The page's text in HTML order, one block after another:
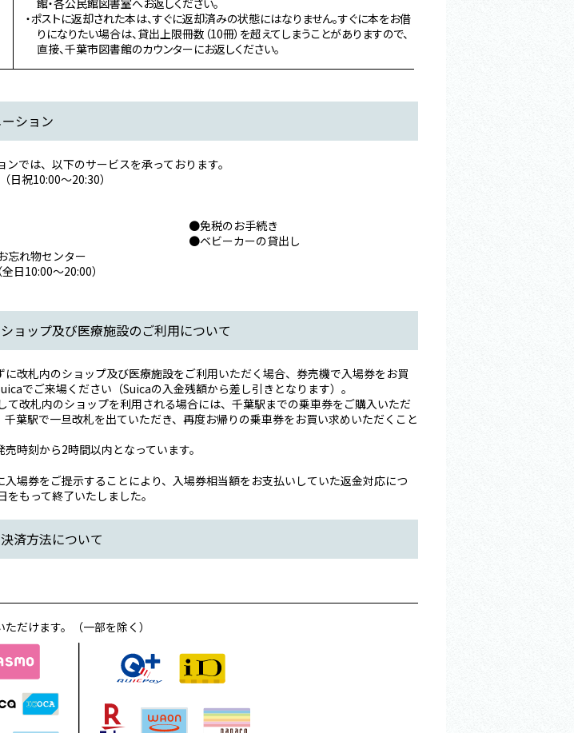
館・各公民館図書室へお返しください。
・ポストに返却された本は、すぐに返却済みの状態にはなりません。すぐに本をお借
りになりたい場合は、貸出上限冊数（10冊）を超えてしまうことがありますので、
直接、千葉市図書館のカウンターにお返しください。
ション
では、以下のサービスを承っております。
日祝10:00～20:30）
●免税のお手続き​
●ベビーカーの貸出し​
忘れ物センター
日10:00～20:00）
ョップ及び医療施設のご利用について
改札内のショップ及び医療施設をご利用いただく場合、券売機で入場券をお買
でご来場ください（Suicaの入金残額から差し引きとなります）。
改札内のショップを利用される場合には、千葉駅までの乗車券をご購入いただ
千葉駅で一旦改札を出ていただき、再度お帰りの乗車券をお買い求めいただくこと
時刻から2時間以内となっています。
入場券をご提示することにより、入場券相当額をお支払いしていた返金対応につ
もって終了いたしました。
済方法について
だけます。（一部を除く）